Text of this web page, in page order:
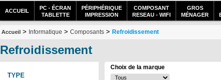
ACCUEIL
PC - ÉCRAN
TABLETTE
PÉRIPHÉRIQUE
IMPRESSION
COMPOSANT
RESEAU - WIFI
GROS
MÉNAGER
Accueil > Informatique > Composants > Refroidissement
Refroidissement
TYPE
Choix de la marque